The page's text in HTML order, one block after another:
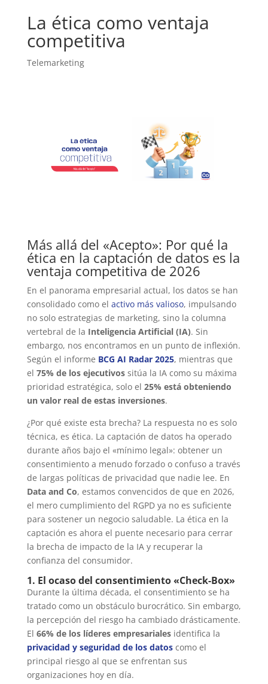
La ética como ventaja
competitiva
Telemarketing
Más allá del «Acepto»: Por qué la
ética en la captación de datos es la
ventaja competitiva de 2026
En el panorama empresarial actual, los datos se han
consolidado como el activo más valioso, impulsando
no solo estrategias de marketing, sino la columna
vertebral de la Inteligencia Artificial (IA). Sin
embargo, nos encontramos en un punto de inflexión.
Según el informe BCG AI Radar 2025, mientras que
el 75% de los ejecutivossitúa la IA como su máxima
prioridad estratégica, solo el 25% está obteniendo
un valor real de estas inversiones.
¿Por qué existe esta brecha? La respuesta no es solo
técnica, es ética. La captación de datos ha operado
durante años bajo el «mínimo legal»: obtener un
consentimiento a menudo forzado o confuso a través
de largas políticas de privacidad que nadie lee. En
Data and Co, estamos convencidos de que en 2026,
el mero cumplimiento del RGPD ya no es suficiente
para sostener un negocio saludable. La ética en la
captación es ahora el puente necesario para cerrar
la brecha de impacto de la IA y recuperar la
confianza del consumidor.
1. El ocaso del consentimiento «Check-Box»
Durante la última década, el consentimiento se ha
tratado como un obstáculo burocrático. Sin embargo,
la percepción del riesgo ha cambiado drásticamente.
El 66% de los líderes empresarialesidentifica la
privacidad y seguridad de los datoscomo el
principal riesgo al que se enfrentan sus
organizaciones hoy en día.